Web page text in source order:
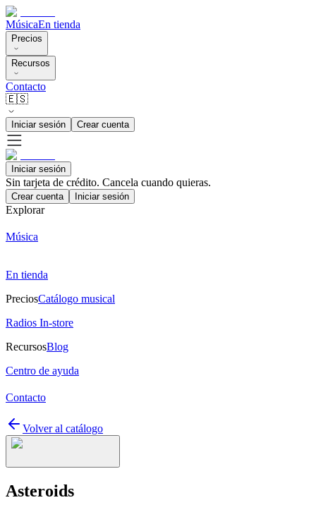
MúsicaEn tienda
Precios
Recursos
Contacto
🇪🇸
Iniciar sesión Crear cuenta
Iniciar sesión
Sin tarjeta de crédito. Cancela cuando quieras.
Crear cuenta Iniciar sesión
Explorar
Música
En tienda
PreciosCatálogo musical
Radios In-store
RecursosBlog
Centro de ayuda
Contacto
Volver al catálogo
Asteroids